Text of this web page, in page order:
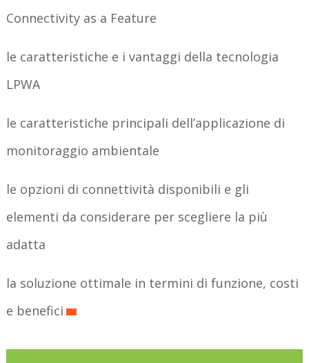
Connectivity as a Feature
le caratteristiche e i vantaggi della tecnologia
LPWA
le caratteristiche principali dell’applicazione di
monitoraggio ambientale
le opzioni di connettività disponibili e gli
elementi da considerare per scegliere la più
adatta
la soluzione ottimale in termini di funzione, costi
e benefici